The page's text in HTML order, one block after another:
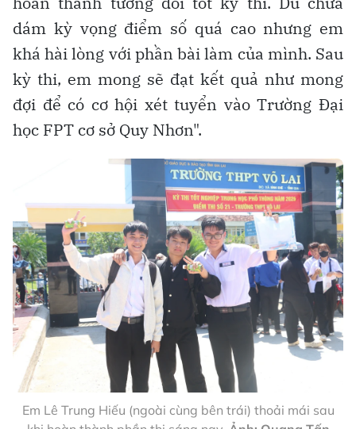
dám kỳ vọng điểm số quá cao nhưng em
khá hài lòng với phần bài làm của mình. Sau
kỳ thi, em mong sẽ đạt kết quả như mong
đợi để có cơ hội xét tuyển vào Trường Đại
học FPT cơ sở Quy Nhơn".
Em Lê Trung Hiếu (ngoài cùng bên trái) thoải mái sau